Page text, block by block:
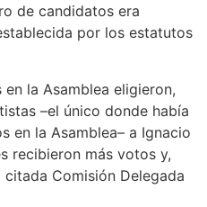
de candidatos era
por los estatutos
la Asamblea eligieron,
–el único donde había
en la Asamblea– a Ignacio
recibieron más votos y,
Comisión Delegada